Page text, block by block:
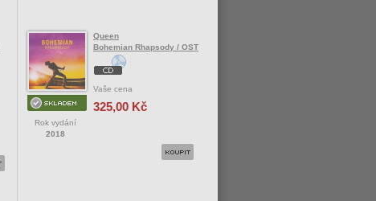
Rok vydání
2018
Queen
Bohemian Rhapsody / OST
Vaše cena
325,00 Kč